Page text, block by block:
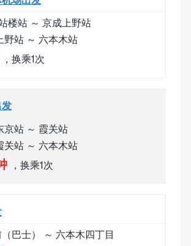
楼站 ～ 京成上野站
野站 ～ 六本木站
，换乘1次
京站 ～ 霞关站
关站 ～ 六本木站
，换乘1次
巴士） ～ 六本木四丁目